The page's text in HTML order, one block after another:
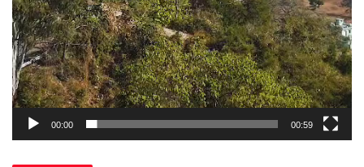
00:00 00:59